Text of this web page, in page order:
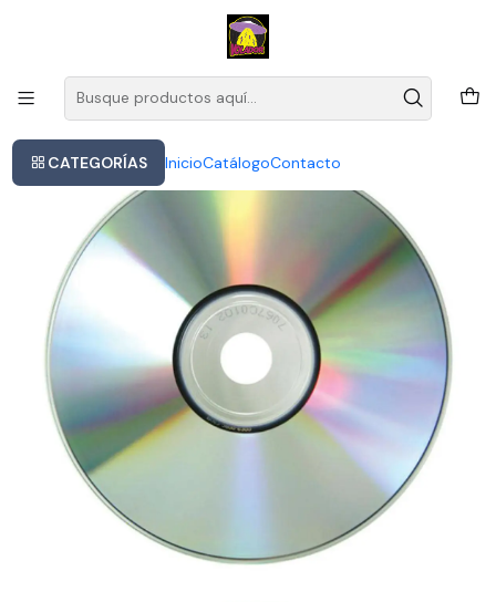
CATEGORÍAS InicioCatálogoContacto
Este es el texto del slide